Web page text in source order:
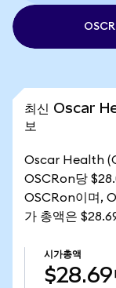
최신 Oscar
보
Oscar Health
OSCRon당
OSCRon이며,
가 총액은
시가총액
$28.69